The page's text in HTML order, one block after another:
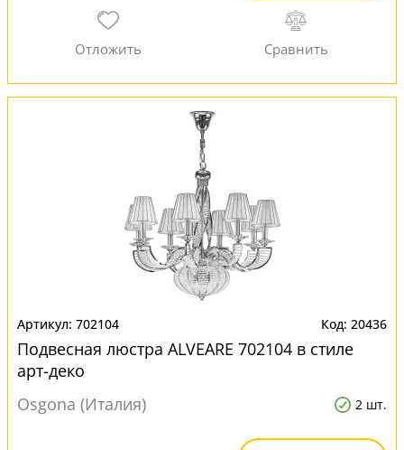
702104 20436
Подвесная люстра ALVEARE 702104 в стиле
арт-деко
Osgona (Италия)
2 шт.